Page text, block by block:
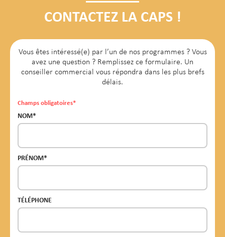
CONTACTEZ LA CAPS !
Vous êtes intéressé(e) par l’un de nos programmes ? Vous
avez une question ? Remplissez ce formulaire. Un
conseiller commercial vous répondra dans les plus brefs
délais.
Champs obligatoires*
NOM*
PRÉNOM*
TÉLÉPHONE